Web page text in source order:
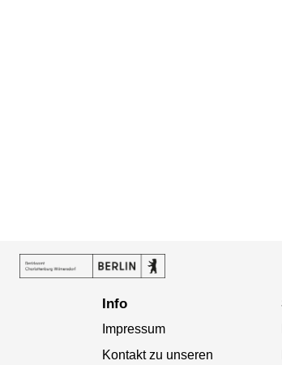
Info
Impressum
Kontakt zu unseren